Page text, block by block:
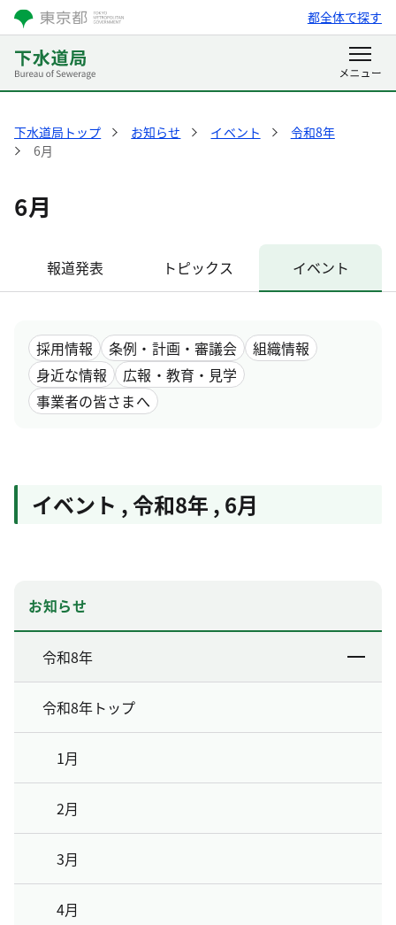
都全体で探す
下水道局トップ お知らせ イベント
令和8年
6月
6月
報道発表 トピックス イベント
採用情報 条例・計画・審議会
組織情報
身近な情報
広報・教育・見学
事業者の皆さまへ
イベント ,令和8年 , 6月
お知らせ
令和8年
令和8年トップ
1月
2月
3月
4月